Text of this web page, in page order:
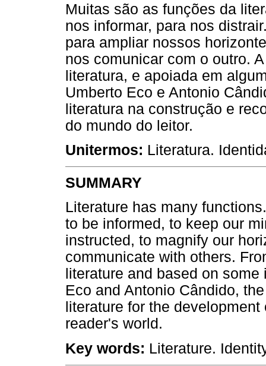
Muitas são as funções da
nos informar, para nos
para ampliar nossos
nos comunicar com o outro.
literatura, e apoiada em
Umberto Eco e Antonio
literatura na construção e
do mundo do leitor.
Unitermos: Literatura.
SUMMARY
Literature has many
to be informed, to keep our
instructed, to magnify our
communicate with others.
literature and based on
Eco and Antonio Cândido,
literature for the
reader's world.
Key words: Literature.